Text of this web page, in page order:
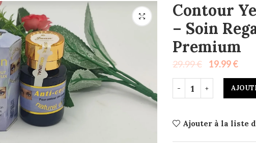
Contour
– Soin
Premium
29.99€ 19.99€
Ajouter à la liste